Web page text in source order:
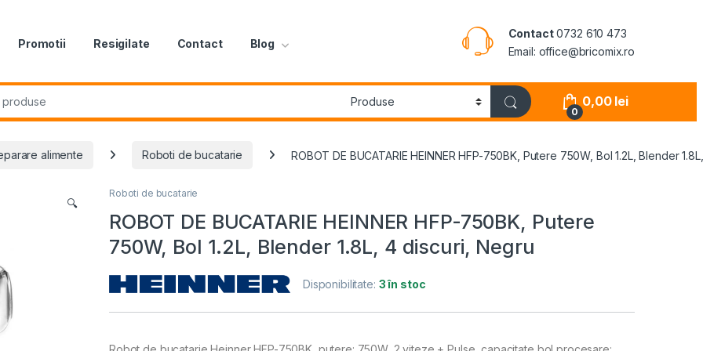
Promotii Resigilate Contact Blog
Contact0732 610 473
Email: office@bricomix.ro
0
0,00 lei
alimente Roboti de bucatarie ROBOT DE BUCATARIE HEINNER HFP-750BK, Putere 750W, Bol 1.2L, Blender
🔍
Roboti de bucatarie
ROBOT DE BUCATARIE HEINNER HFP-750BK, Putere
750W, Bol 1.2L, Blender 1.8L, 4 discuri, Negru
Disponibilitate: 3 în stoc